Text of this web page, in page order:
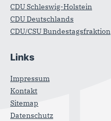
CDU Schleswig-Holstein
CDU Deutschlands
CDU/CSU Bundestagsfraktion
Links
Impressum
Kontakt
Sitemap
Datenschutz